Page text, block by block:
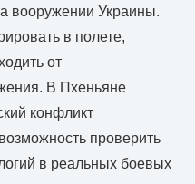
вооружении Украины.
в полете,
от
В Пхеньяне
конфликт
проверить
в реальных боевых